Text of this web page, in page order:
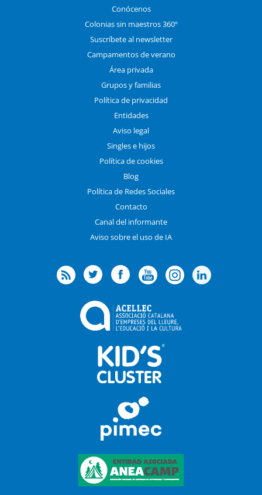
Conócenos
Colonias sin maestros 360º
Suscríbete al newsletter
Campamentos de verano
Área privada
Grupos y familias
Política de privacidad
Entidades
Aviso legal
Singles e hijos
Política de cookies
Blog
Política de Redes Sociales
Contacto
Canal del informante
Aviso sobre el uso de IA